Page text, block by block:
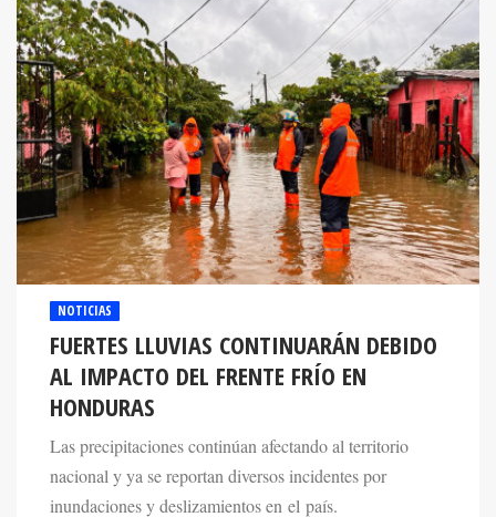
NOTICIAS
FUERTES LLUVIAS CONTINUARÁN DEBIDO
AL IMPACTO DEL FRENTE FRÍO EN
HONDURAS
Las precipitaciones continúan afectando al territorio
nacional y ya se reportan diversos incidentes por
inundaciones y deslizamientos en el país.